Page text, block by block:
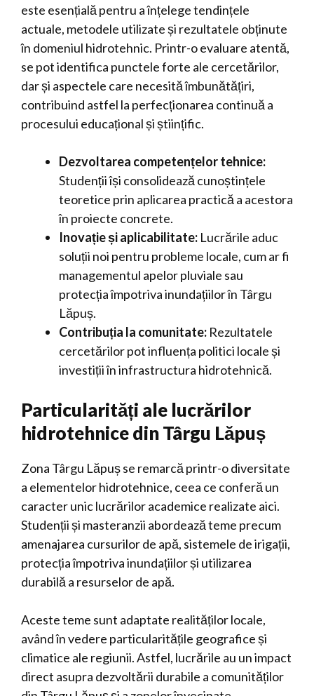
este esențială pentru a înțelege tendințele
actuale, metodele utilizate și rezultatele obținute
în domeniul hidrotehnic. Printr-o evaluare atentă,
se pot identifica punctele forte ale cercetărilor,
dar și aspectele care necesită îmbunătățiri,
contribuind astfel la perfecționarea continuă a
procesului educațional și științific.
Dezvoltarea competențelor tehnice:
Studenții își consolidează cunoștințele
teoretice prin aplicarea practică a acestora
în proiecte concrete.
Inovație și aplicabilitate: Lucrările aduc
soluții noi pentru probleme locale, cum ar fi
managementul apelor pluviale sau
protecția împotriva inundațiilor în Târgu
Lăpuș.
Contribuția la comunitate: Rezultatele
cercetărilor pot influența politici locale și
investiții în infrastructura hidrotehnică.
Particularități ale lucrărilor
hidrotehnice din Târgu Lăpuș
Zona Târgu Lăpuș se remarcă printr-o diversitate
a elementelor hidrotehnice, ceea ce conferă un
caracter unic lucrărilor academice realizate aici.
Studenții și masteranzii abordează teme precum
amenajarea cursurilor de apă, sistemele de irigații,
protecția împotriva inundațiilor și utilizarea
durabilă a resurselor de apă.
Aceste teme sunt adaptate realităților locale,
având în vedere particularitățile geografice și
climatice ale regiunii. Astfel, lucrările au un impact
direct asupra dezvoltării durabile a comunităților